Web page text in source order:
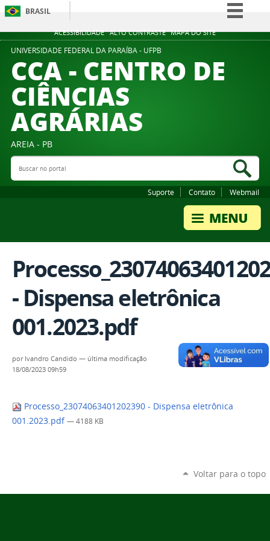
ACESSIBILIDADE ALTO CONTRASTE MAPA DO SITE
BRASIL
Simplifique!
Participe
UNIVERSIDADE FEDERAL DA PARAÍBA - UFPB
CCA - CENTRO DE
CIÊNCIAS
AGRÁRIAS
AREIA - PB
Buscar no portal
Suporte Contato Webmail
- Dispensa eletrônica
001.2023.pdf
por Ivandro Candido — última modificação
18/08/2023 09h59
Processo_23074063401202390 - Dispensa eletrônica
001.2023.pdf — 4188 KB
Voltar para o topo